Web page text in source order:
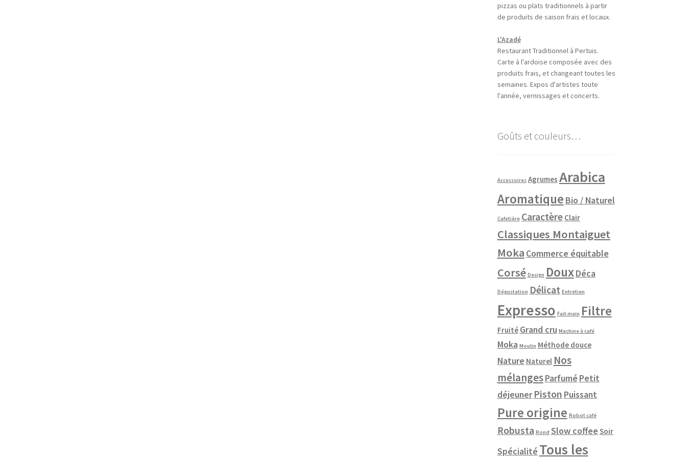
pizzas ou plats traditionnels à partir
de produits de saison frais et locaux.
L'Azadé
Restaurant Traditionnel à Pertuis.
Carte à l'ardoise composée avec des
produits frais, et changeant toutes les
semaines. Expos d'artistes toute
l'année, vernissages et concerts.
Goûts et couleurs…
Accessoires Agrumes Arabica
Aromatique Bio / Naturel
Cafetière Caractère Clair
Classiques Montaiguet
Moka Commerce équitable
Corsé Design DouxDéca
Dégustation Délicat Entretien
Expresso Fait main Filtre
Fruité Grand cru Machine à café
Moka Moulin Méthode douce
Nature Naturel Nos
mélangesParfumé Petit
déjeuner Piston Puissant
Pure origine Robot café
Robusta Rond Slow coffee Soir
Spécialité Tous les